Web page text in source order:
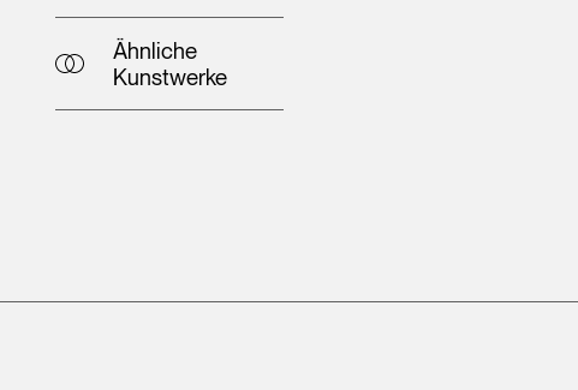
Ähnliche
Kunstwerke